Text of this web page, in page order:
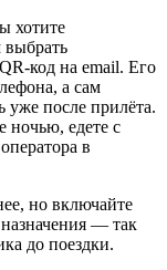
хотите
выбрать
код на email. Его
а сам
уже после прилёта.
ночью, едете с
в
но включайте
— так
до поездки.